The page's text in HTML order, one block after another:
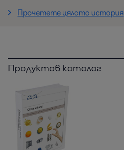
Прочетете цялата история
Продуктов каталог